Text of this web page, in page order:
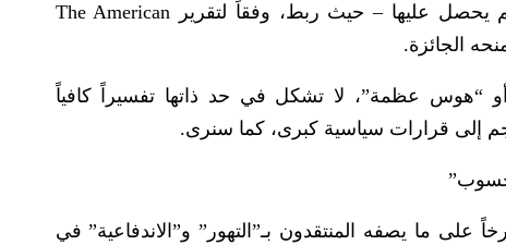
له أسئلتهم، وفي تصريحاته عن جائزة نوبل للسلام التي لم يحصل عليها – حيث ربط، وفقاً لتقرير The American
“هوس عظمة”، لا تشكل في حد ذاتها تفسيراً كافياً
إلى قرارات سياسية كبرى، كما سنرى.
فبراير/مارس 2026م نموذجاً صارخاً على ما يصفه المنتقدون بـ”التهور” و”الاندفاعية” في